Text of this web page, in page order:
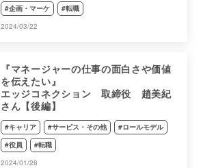
#企画・マーケ
#転職
2024/03/22
『マネージャーの仕事の面白さや価値
を伝えたい』
エッジコネクション 取締役 趙美紀
さん【後編】
#キャリア #サービス・その他
#ロールモデル
#役員
#転職
2024/01/26